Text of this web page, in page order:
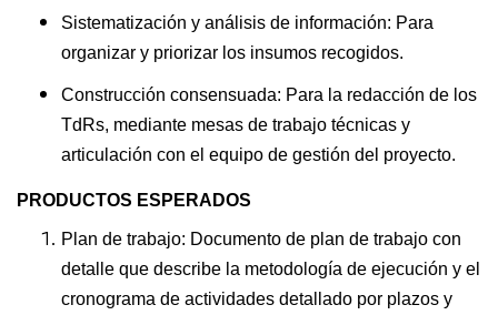
Sistematización y análisis de información: Para
organizar y priorizar los insumos recogidos.
Construcción consensuada: Para la redacción de los
TdRs, mediante mesas de trabajo técnicas y
articulación con el equipo de gestión del proyecto.
PRODUCTOS ESPERADOS
Plan de trabajo: Documento de plan de trabajo con
detalle que describe la metodología de ejecución y el
cronograma de actividades detallado por plazos y